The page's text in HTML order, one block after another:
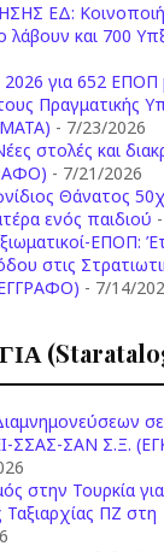
ΕΔ:
και 700
2026 για 652 ΕΠΟΠ
Πραγματικής
- 7/23/2026
στολές και
- 7/21/2026
Θάνατος
ενός παιδιού
ΕΠΟΠ:
στις
- 7/14/
σε
ΣΣΑΣ-ΣΑΝ Σ.Ξ.
στην Τουρκία
ΠΖ στη